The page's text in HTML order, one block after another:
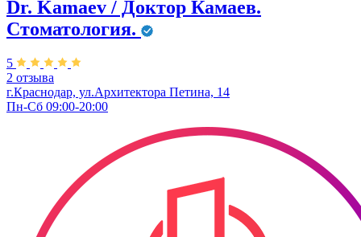
Dr. Kamaev / Доктор Камаев.
Стоматология.
5
2 отзыва
г.Краснодар, ул.Архитектора Петина, 14
Пн-Сб 09:00-20:00